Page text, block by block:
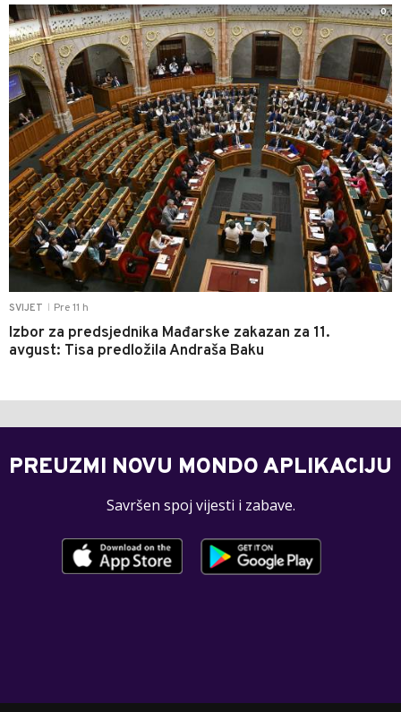
SVIJET Pre 11 h
Izbor za predsjednika Mađarske zakazan za 11.
avgust: Tisa predložila Andraša Baku
0
PREUZMI NOVU MONDO APLIKACIJU
Savršen spoj vijesti i zabave.